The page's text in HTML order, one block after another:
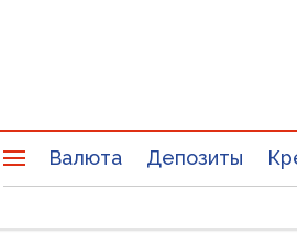
Валюта Депозиты